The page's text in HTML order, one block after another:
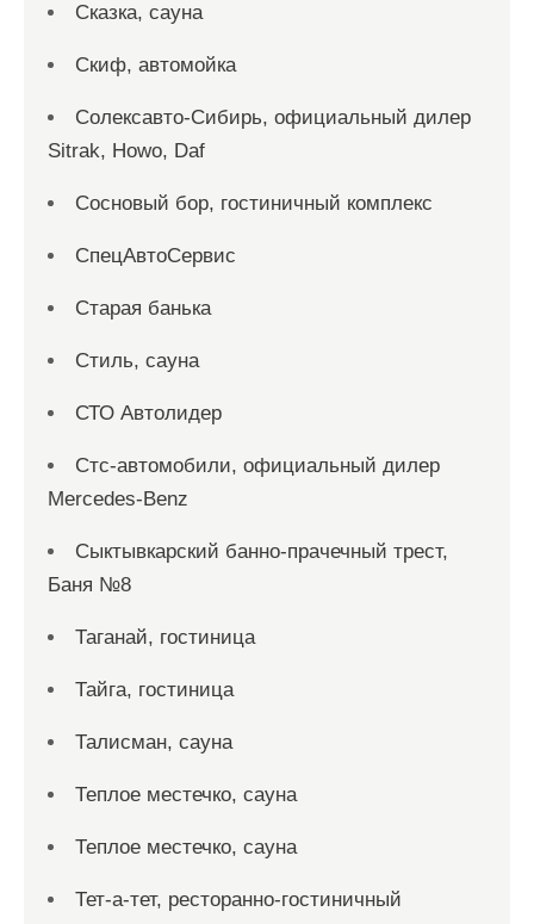
Сказка, сауна
Скиф, автомойка
Солексавто-Сибирь, официальный дилер
Sitrak, Howo, Daf
Сосновый бор, гостиничный комплекс
СпецАвтоСервис
Старая банька
Стиль, сауна
СТО Автолидер
Стс-автомобили, официальный дилер
Mercedes-Benz
Сыктывкарский банно-прачечный трест,
Баня №8
Таганай, гостиница
Тайга, гостиница
Талисман, сауна
Теплое местечко, сауна
Теплое местечко, сауна
Тет-а-тет, ресторанно-гостиничный